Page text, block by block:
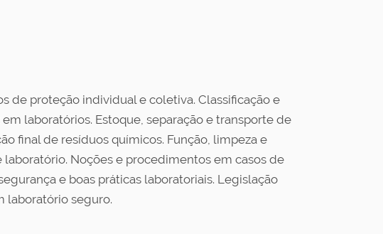
de proteção individual e coletiva. Classificação e
laboratórios. Estoque, separação e transporte de
final de resíduos químicos. Função, limpeza e
Noções e procedimentos em casos de
e boas práticas laboratoriais. Legislação
laboratório seguro.